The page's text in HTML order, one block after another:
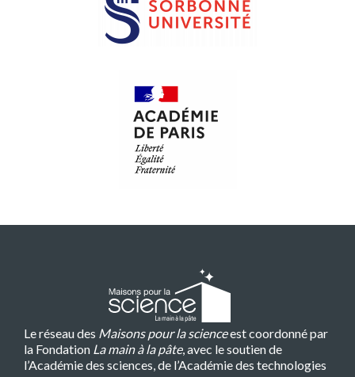
Le réseau des Maisons pour la scienceest coordonné par
la Fondation La main à la pâte, avec le soutien de
l’Académie des sciences, de l’Académie des technologies